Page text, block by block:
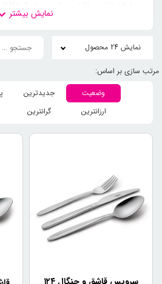
مستقیم با سبک زندگی شما در ارتباط
پرداخت.
انواع سرویس
نوع دیگری از فلزات ساخته شده‌اند.
این نوع سرویس قاشق و چنگال، از
به دلیل ظاهر طبیعی و خوش‌تراشی
و نزدیک به طبیعت مناسب هستند.
آن‌ها اغلب در جمع‌های شیک و با
نمایش 24 محصول
وضعیت جدیدترین
ارزانترین
گرانترین
سرویس قاشق و چنگال ۱۲۴